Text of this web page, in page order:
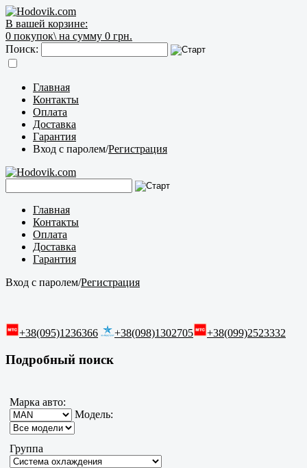
В вашей корзине:
0 покупок\ на сумму 0 грн.
Поиск:
Главная
Контакты
Оплата
Доставка
Гарантия
Вход с паролем/Регистрация
Главная
Контакты
Оплата
Доставка
Гарантия
Вход с паролем/Регистрация
+38(095)1236366 +38(098)1302705 +38(099)2523332
Подробный поиск
Марка авто:
Модель:
Группа